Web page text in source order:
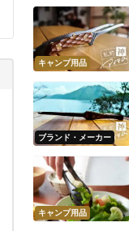
キャンプ用品
ブランド・メーカー
キャンプ用品